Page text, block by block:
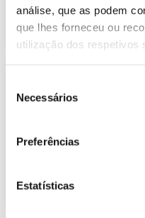
análise, que as podem
que lhes forneceu ou
utilização dos respetivos
Necessários
Preferências
Estatísticas
2021-07-23 Eletricidade
335.90 Kb 2026